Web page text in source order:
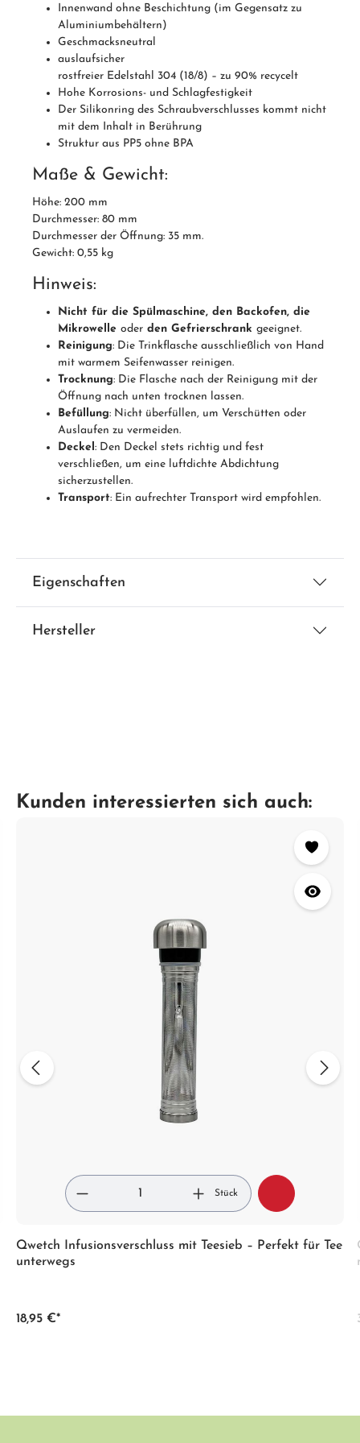
Innenwand ohne Beschichtung (im Gegensatz zu
Aluminiumbehältern)
Geschmacksneutral
auslaufsicher
rostfreier Edelstahl 304 (18/8) – zu 90% recycelt
Hohe Korrosions- und Schlagfestigkeit
Der Silikonring des Schraubverschlusses kommt nicht
mit dem Inhalt in Berührung
Struktur aus PP5 ohne BPA
Maße & Gewicht:
Höhe: 200 mm
Durchmesser: 80 mm
Durchmesser der Öffnung: 35 mm.
Gewicht: 0,55 kg
Hinweis:
Nicht für die Spülmaschine, den Backofen, die
Mikrowelle oder den Gefrierschrank geeignet.
Reinigung: Die Trinkflasche ausschließlich von Hand
mit warmem Seifenwasser reinigen.
Trocknung: Die Flasche nach der Reinigung mit der
Öffnung nach unten trocknen lassen.
Befüllung: Nicht überfüllen, um Verschütten oder
Auslaufen zu vermeiden.
Deckel : Den Deckel stets richtig und fest
verschließen, um eine luftdichte Abdichtung
sicherzustellen.
Transport: Ein aufrechter Transport wird empfohlen.
Eigenschaften
Hersteller
Kunden interessierten sich auch:
Stück
Qwetch Infusionsverschluss mit Teesieb – Perfekt für Tee
unterwegs
18,95 €*